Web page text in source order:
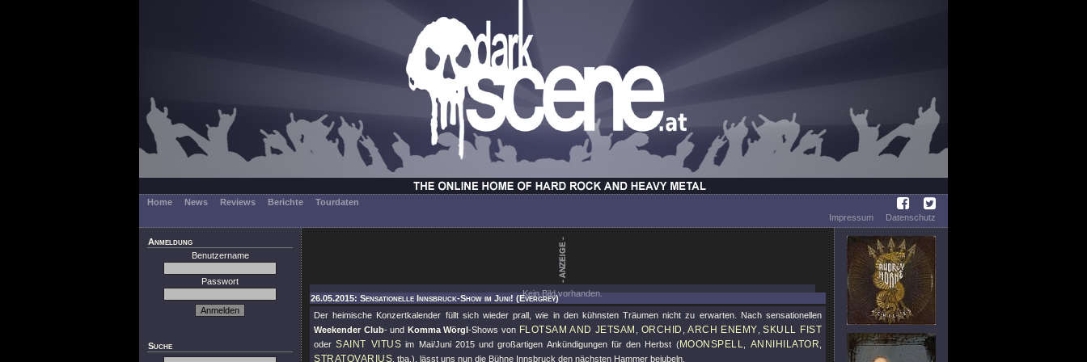
Home News Reviews Berichte
Tourdaten
Impressum
Datenschutz
Anmeldung
Benutzername
Passwort
Suche
Kein Bild vorhanden.
26.05.2015: Sensationelle Innsbruck-Show im Juni! (Evergrey)
Der heimische Konzertkalender füllt sich wieder prall, wie in den kühnsten Träumen nicht zu erwarten. Nach sensationellen
Weekender Club- und Komma Wörgl-Shows von FLOTSAM AND JETSAM ORCHID ,ARCH ENEMY ,SKULL FIST
oderSAINT VITUS im Mai/Juni 2015 und großartigen Ankündigungen für den Herbst (MOONSPELL ANNIHILATOR
STRATOVARIUS , tba.), lässt uns nun die Bühne Innsbruck den nächsten Hammer bejubeln.